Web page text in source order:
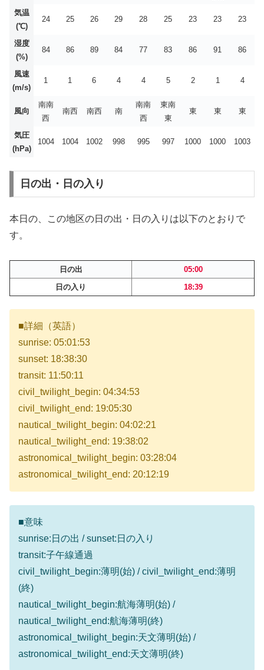
気温
(℃)
24 25 26 29 28 25 23 23 23
湿度
(%)
84 86 89 84 77 83 86 91 86
風速
(m/s)
1 1 6 4 4 5 2 1 4
風向
南南
西
南西 南西 南
南南
西
東南
東
東 東 東
気圧
(hPa)
1004 1004 1002 998 995 997 1000 1000 1003
日の出・日の入り
本日の、この地区の日の出・日の入りは以下のとおりで
す。
日の出
05:00
日の入り
18:39
■詳細（英語）
sunrise: 05:01:53
sunset: 18:38:30
transit: 11:50:11
civil_twilight_begin: 04:34:53
civil_twilight_end: 19:05:30
nautical_twilight_begin: 04:02:21
nautical_twilight_end: 19:38:02
astronomical_twilight_begin: 03:28:04
astronomical_twilight_end: 20:12:19
■意味
sunrise:日の出 / sunset:日の入り
transit:子午線通過
civil_twilight_begin:薄明(始) / civil_twilight_end:薄明
(終)
nautical_twilight_begin:航海薄明(始) /
nautical_twilight_end:航海薄明(終)
astronomical_twilight_begin:天文薄明(始) /
astronomical_twilight_end:天文薄明(終)